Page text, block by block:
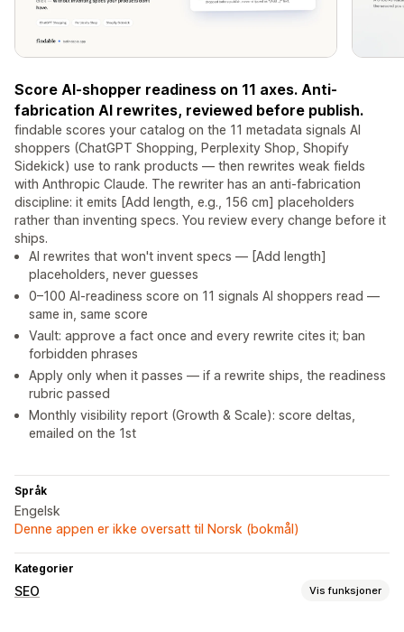
Score AI-shopper readiness on 11 axes. Anti-
fabrication AI rewrites, reviewed before publish.
findable scores your catalog on the 11 metadata signals AI
shoppers (ChatGPT Shopping, Perplexity Shop, Shopify
Sidekick) use to rank products — then rewrites weak fields
with Anthropic Claude. The rewriter has an anti-fabrication
discipline: it emits [Add length, e.g., 156 cm] placeholders
rather than inventing specs. You review every change before it
ships.
AI rewrites that won't invent specs — [Add length]
placeholders, never guesses
0–100 AI-readiness score on 11 signals AI shoppers read —
same in, same score
Vault: approve a fact once and every rewrite cites it; ban
forbidden phrases
Apply only when it passes — if a rewrite ships, the readiness
rubric passed
Monthly visibility report (Growth & Scale): score deltas,
emailed on the 1st
Språk
Engelsk
Denne appen er ikke oversatt til Norsk (bokmål)
Kategorier
SEO Vis funksjoner